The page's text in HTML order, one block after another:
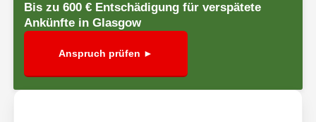
Bis zu 600 € Entschädigung für verspätete
Ankünfte in Glasgow
Anspruch prüfen ►